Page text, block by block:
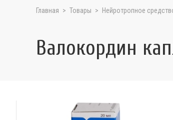
Главная Товары Нейротропное
Валокордин